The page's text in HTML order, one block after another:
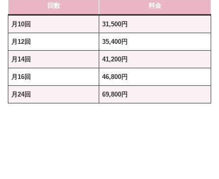
回数 料金
月10回 31,500円
月12回 35,400円
月14回 41,200円
月16回 46,800円
月24回 69,800円